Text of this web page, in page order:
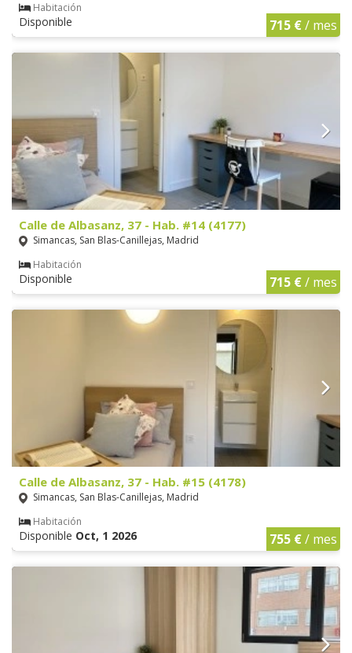
Habitación
Disponible 715 €/ mes
Calle de Albasanz, 37 - Hab. #14 (4177)
Simancas, San Blas-Canillejas, Madrid
Habitación
Disponible 715 €/ mes
Calle de Albasanz, 37 - Hab. #15 (4178)
Simancas, San Blas-Canillejas, Madrid
Habitación
Disponible Oct, 1 2026 755 €/ mes